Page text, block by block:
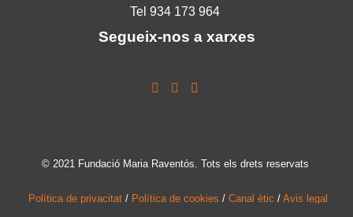
Tel 934 173 964
Segueix-nos a xarxes
© 2021 Fundació Maria Raventós. Tots els drets reservats
Política de privacitat / Política de cookies / Canal ètic / Avis legal